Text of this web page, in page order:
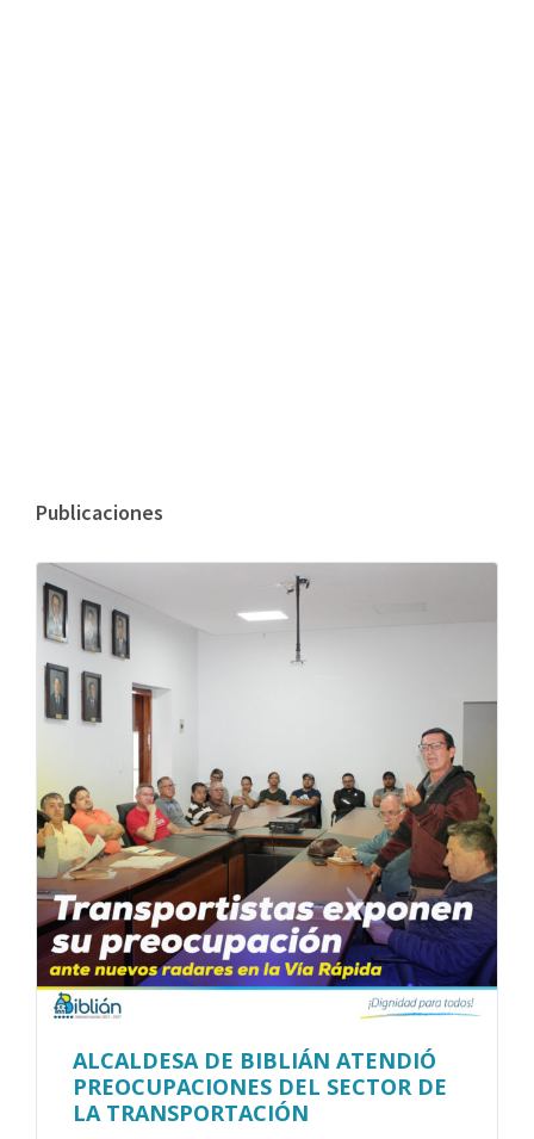
Publicaciones
ALCALDESA DE BIBLIÁN ATENDIÓ
PREOCUPACIONES DEL SECTOR DE
LA TRANSPORTACIÓN